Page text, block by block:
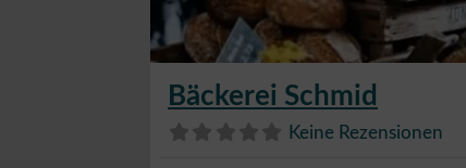
Bäckerei Schmid
Keine Rezensionen